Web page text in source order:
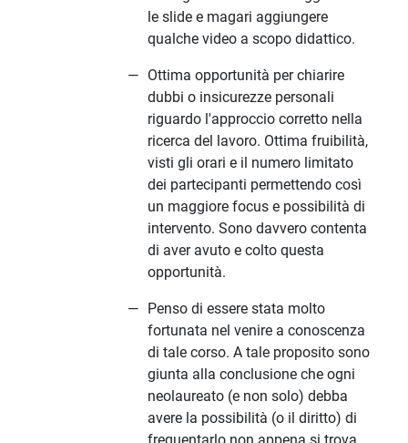
le slide e magari aggiungere
qualche video a scopo didattico.
Ottima opportunità per chiarire
dubbi o insicurezze personali
riguardo l'approccio corretto nella
ricerca del lavoro. Ottima fruibilità,
visti gli orari e il numero limitato
dei partecipanti permettendo così
un maggiore focus e possibilità di
intervento. Sono davvero contenta
di aver avuto e colto questa
opportunità.
Penso di essere stata molto
fortunata nel venire a conoscenza
di tale corso. A tale proposito sono
giunta alla conclusione che ogni
neolaureato (e non solo) debba
avere la possibilità (o il diritto) di